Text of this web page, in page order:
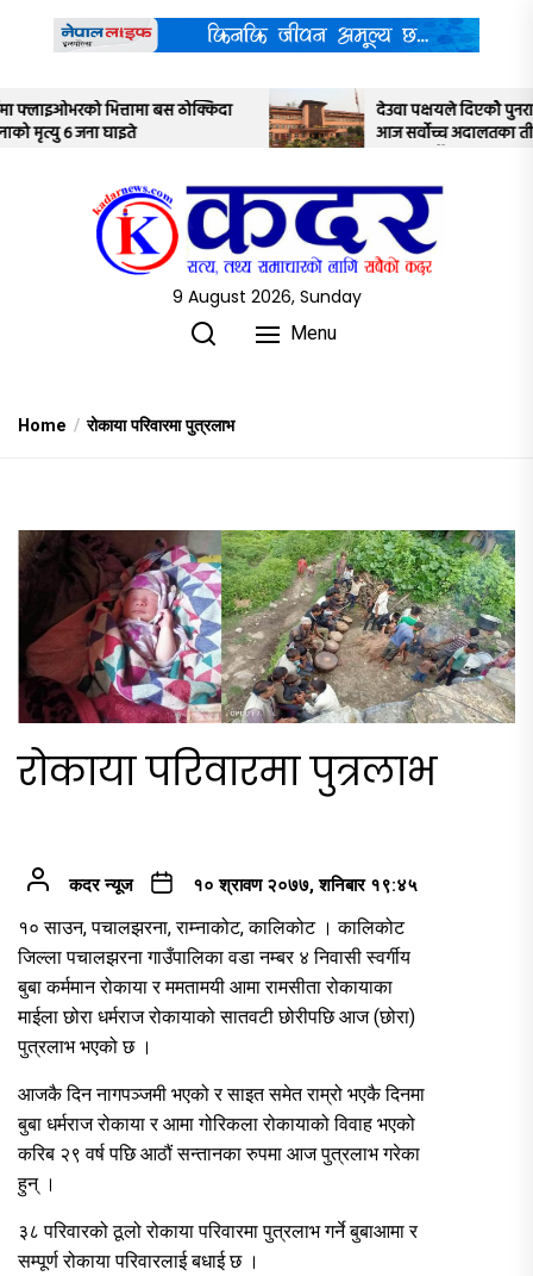
content
देउवा पक्षयले दिएकोे पुनरावलोकन निवेदनमाथि
आज सर्वोच्च अदालतका तीन न्यायाधीशले
9 August 2026, Sunday
Menu
Home रोकाया परिवारमा पुत्रलाभ
रोकाया परिवारमा पुत्रलाभ
कदर न्यूज १० श्रावण २०७७, शनिबार १९:४५
१० साउन, पचालझरना, राम्नाकोट, कालिकोट । कालिकोट
जिल्ला पचालझरना गाउँपालिका वडा नम्बर ४ निवासी स्वर्गीय
बुबा कर्ममान रोकाया र ममतामयी आमा रामसीता रोकायाका
माईला छोरा धर्मराज रोकायाको सातवटी छोरीपछि आज (छोरा)
पुत्रलाभ भएको छ ।
आजकै दिन नागपञ्जमी भएको र साइत समेत राम्रो भएकै दिनमा
बुबा धर्मराज रोकाया र आमा गोरिकला रोकायाको विवाह भएको
करिब २९ वर्ष पछि आठौं सन्तानका रुपमा आज पुत्रलाभ गरेका
हुन् ।
३८ परिवारको ठूलो रोकाया परिवारमा पुत्रलाभ गर्ने बुबाआमा र
सम्पूर्ण रोकाया परिवारलाई बधाई छ ।